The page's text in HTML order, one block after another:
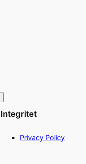
Integritet
Privacy Policy